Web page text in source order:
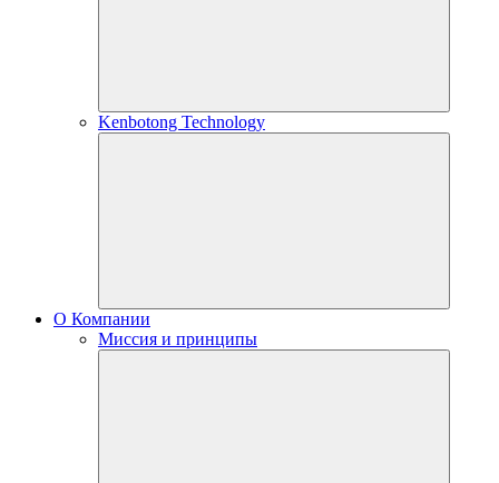
Kenbotong Technology
О Компании
Миссия и принципы